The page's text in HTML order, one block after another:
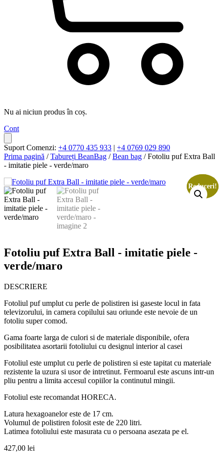
Nu ai niciun produs în coș.
Cont
Suport Comenzi: +4 0770 435 933 | +4 0769 029 890
Prima pagină /Tabureți BeanBag /Bean bag / Fotoliu puf Extra Ball
- imitatie piele - verde/maro
Fotoliu puf Extra Ball - imitatie piele -
verde/maro
DESCRIERE
Fotoliul puf umplut cu perle de polistiren isi gaseste locul in fata
televizorului, in camera copilului sau oriunde este nevoie de un
fotoliu super comod.
Gama foarte larga de culori si de materiale disponibile, ofera
posibilitatea asortarii fotoliului cu designul interior al casei
Fotoliul este umplut cu perle de polistiren si este tapitat cu materiale
rezistente la uzura si usor de intretinut. Fermoarul este ascuns intr-un
pliu pentru a limita accesul copiilor la continutul mingii.
Fotoliul este recomandat HORECA.
Latura hexagoanelor este de 17 cm.
Volumul de polistiren folosit este de 220 litri.
Latimea fotoliului este masurata cu o persoana asezata pe el.
427,00 lei
Reduceri!
Reduceri!